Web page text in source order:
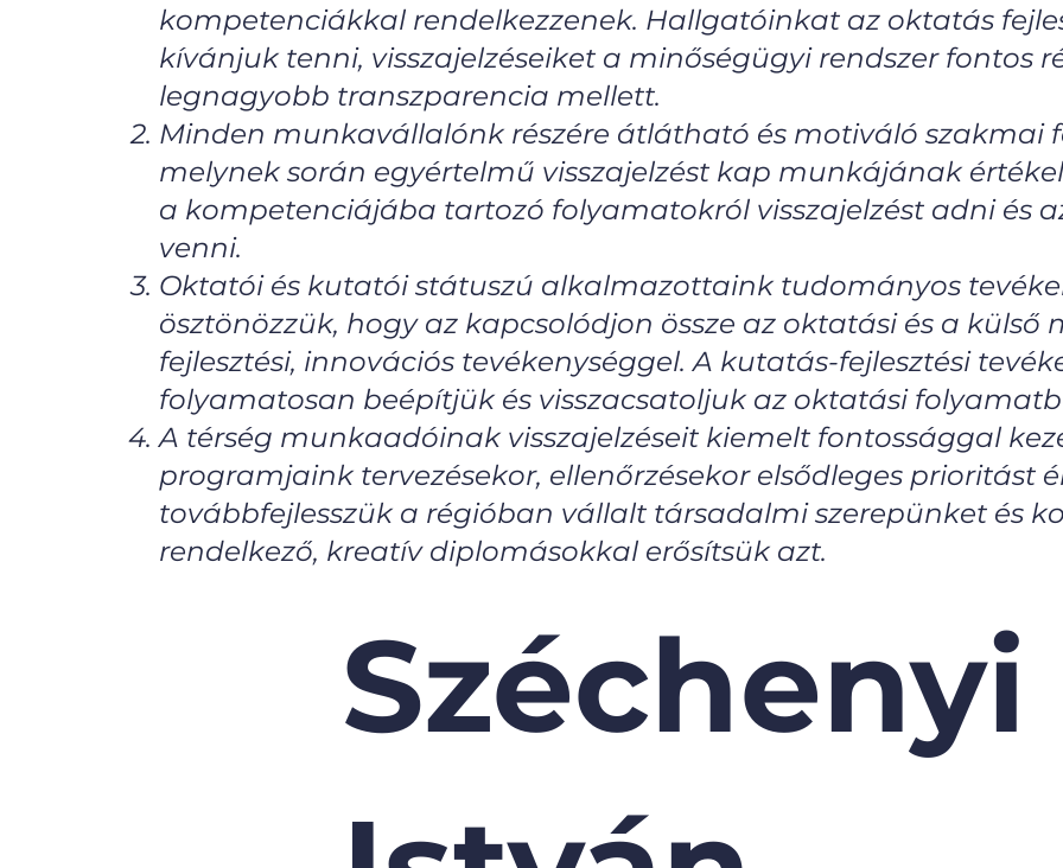
kompetenciákkal rendelkezzenek. Hallgatóinkat az oktatás
kívánjuk tenni, visszajelzéseiket a minőségügyi rendszer fontos
legnagyobb transzparencia mellett.
Minden munkavállalónk részére átlátható és motiváló szakmai
melynek során egyértelmű visszajelzést kap munkájának
a kompetenciájába tartozó folyamatokról visszajelzést adni és
venni.
Oktatói és kutatói státuszú alkalmazottaink tudományos
ösztönözzük, hogy az kapcsolódjon össze az oktatási és a külső
fejlesztési, innovációs tevékenységgel. A kutatás-fejlesztési
folyamatosan beépítjük és visszacsatoljuk az oktatási
A térség munkaadóinak visszajelzéseit kiemelt fontossággal
programjaink tervezésekor, ellenőrzésekor elsődleges prioritást
továbbfejlesszük a régióban vállalt társadalmi szerepünket és
rendelkező, kreatív diplomásokkal erősítsük azt.
Széchenyi